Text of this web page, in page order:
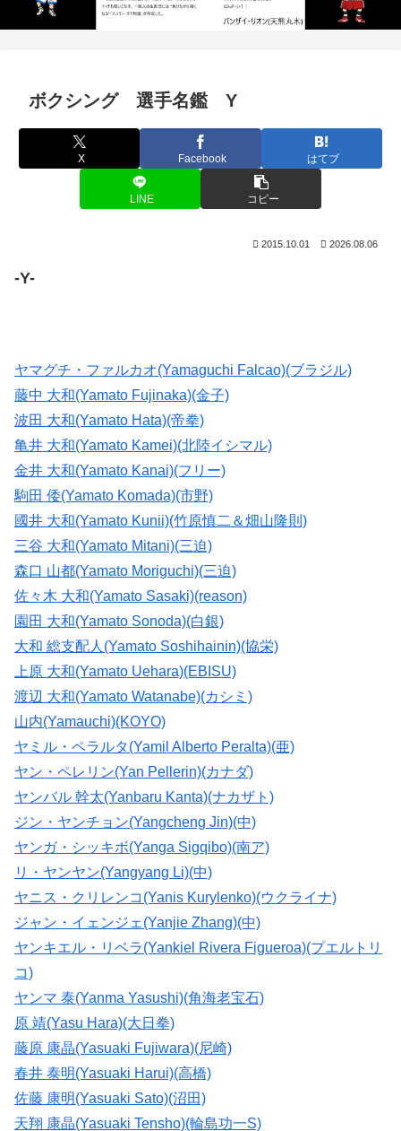
ボクシング 選手名鑑 Y
X Facebook はてブ
LINE コピー
2015.10.01 2026.08.06
-Y-
ヤマグチ・ファルカオ(Yamaguchi Falcao)(ブラジル)
藤中 大和(Yamato Fujinaka)(金子)
波田 大和(Yamato Hata)(帝拳)
亀井 大和(Yamato Kamei)(北陸イシマル)
金井 大和(Yamato Kanai)(フリー)
駒田 倭(Yamato Komada)(市野)
國井 大和(Yamato Kunii)(竹原慎二＆畑山隆則)
三谷 大和(Yamato Mitani)(三迫)
森口 山都(Yamato Moriguchi)(三迫)
佐々木 大和(Yamato Sasaki)(reason)
園田 大和(Yamato Sonoda)(白銀)
大和 総支配人(Yamato Soshihainin)(協栄)
上原 大和(Yamato Uehara)(EBISU)
渡辺 大和(Yamato Watanabe)(カシミ)
山内(Yamauchi)(KOYO)
ヤミル・ペラルタ(Yamil Alberto Peralta)(亜)
ヤン・ペレリン(Yan Pellerin)(カナダ)
ヤンバル 幹太(Yanbaru Kanta)(ナカザト)
ジン・ヤンチョン(Yangcheng Jin)(中)
ヤンガ・シッキボ(Yanga Sigqibo)(南ア)
リ・ヤンヤン(Yangyang Li)(中)
ヤニス・クリレンコ(Yanis Kurylenko)(ウクライナ)
ジャン・イェンジェ(Yanjie Zhang)(中)
ヤンキエル・リベラ(Yankiel Rivera Figueroa)(プエルトリ
コ)
ヤンマ 泰(Yanma Yasushi)(角海老宝石)
原 靖(Yasu Hara)(大日拳)
藤原 康晶(Yasuaki Fujiwara)(尼崎)
春井 泰明(Yasuaki Harui)(高橋)
佐藤 康明(Yasuaki Sato)(沼田)
天翔 康晶(Yasuaki Tensho)(輪島功一S)